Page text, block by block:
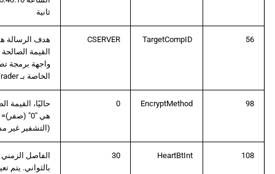
ثانية
56
TargetCompID
CSERVER
القيمة
الخاصة بـ cTrader.
98
EncryptMethod
0 حاليًا، القيمة
(التشفير غير
108
HeartBtInt
30
الفاصل
بالثواني. يتم